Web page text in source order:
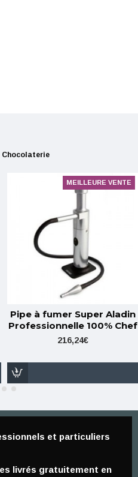
Chocolaterie
MEILLEURE VENTE
Pipe à fumer Super Aladin
Professionnelle 100% Chef
216,24€
et particuliers
livrés gratuitement en